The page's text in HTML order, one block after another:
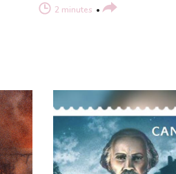
2 minutes